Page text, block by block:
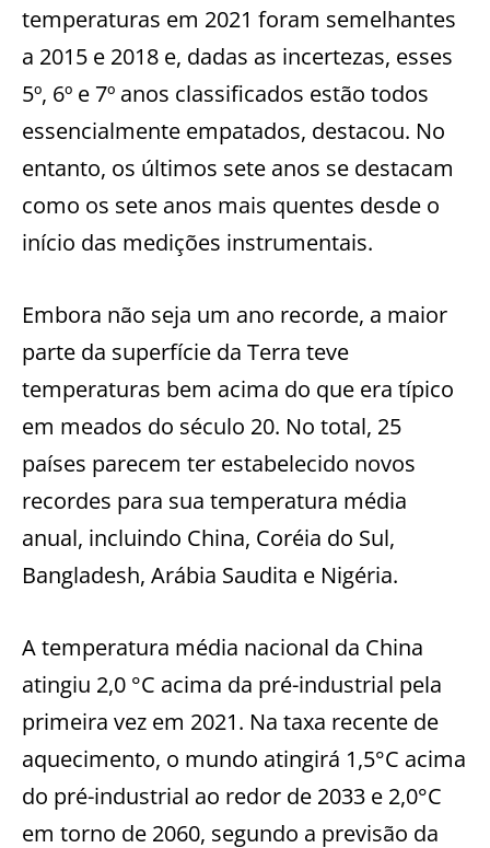
temperaturas em 2021 foram semelhantes
a 2015 e 2018 e, dadas as incertezas, esses
5º, 6º e 7º anos classificados estão todos
essencialmente empatados, destacou. No
entanto, os últimos sete anos se destacam
como os sete anos mais quentes desde o
início das medições instrumentais.
Embora não seja um ano recorde, a maior
parte da superfície da Terra teve
temperaturas bem acima do que era típico
em meados do século 20. No total, 25
países parecem ter estabelecido novos
recordes para sua temperatura média
anual, incluindo China, Coréia do Sul,
Bangladesh, Arábia Saudita e Nigéria.
A temperatura média nacional da China
atingiu 2,0 °C acima da pré-industrial pela
primeira vez em 2021. Na taxa recente de
aquecimento, o mundo atingirá 1,5°C acima
do pré-industrial ao redor de 2033 e 2,0°C
em torno de 2060, segundo a previsão da